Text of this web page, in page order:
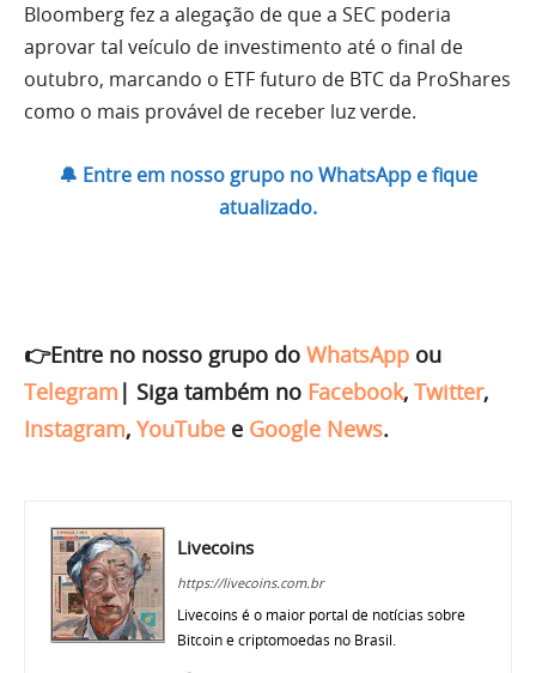
Bloomberg fez a alegação de que a SEC poderia
aprovar tal veículo de investimento até o final de
outubro, marcando o ETF futuro de BTC da ProShares
como o mais provável de receber luz verde.
🔔 Entre em nosso grupo no WhatsApp e fique
atualizado.
👉Entre no nosso grupo do WhatsApp ou
Telegram | Siga também no Facebook, Twitter,
Instagram, YouTube e Google News.
Livecoins
https://livecoins.com.br
Livecoins é o maior portal de notícias sobre
Bitcoin e criptomoedas no Brasil.